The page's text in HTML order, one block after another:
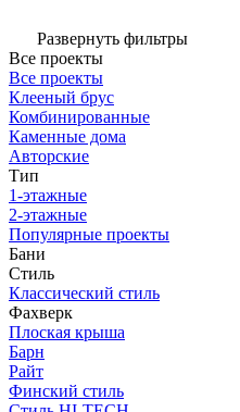
Развернуть фильтры
Все проекты
Все проекты
Клееный брус
Комбинированные
Каменные дома
Авторские
Тип
1-этажные
2-этажные
Популярные проекты
Бани
Стиль
Классический стиль
Фахверк
Плоская крыша
Барн
Райт
Финский стиль